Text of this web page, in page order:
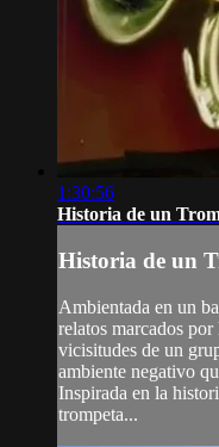
1:30:56
Historia de un
Historia de un
Ambientada en un
relatos marcados
vicisitudes de un
ambiente negativo
Inspirada en la
trompeta...